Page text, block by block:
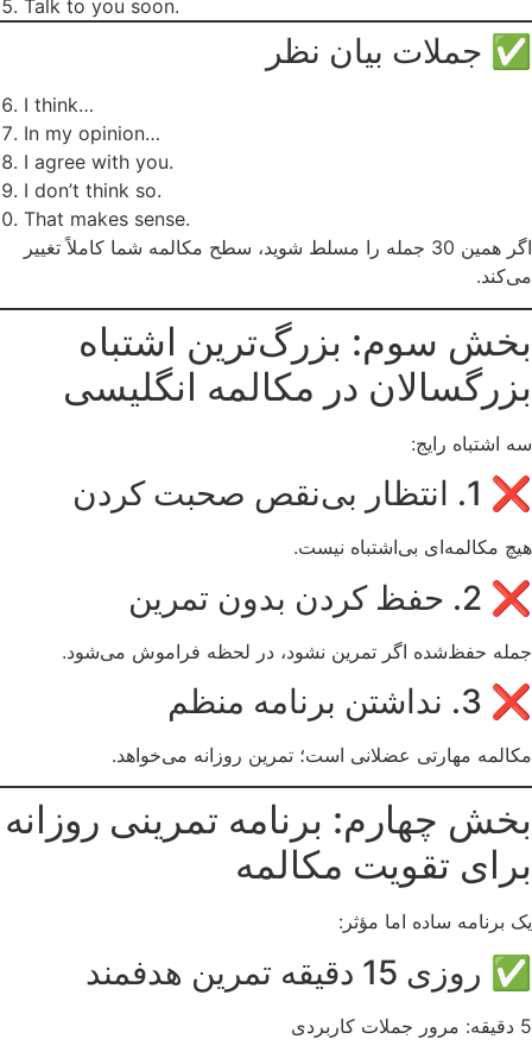
Talk to you soon.
✅ جملات بیان نظر
I think…
In my opinion…
I agree with you.
I don’t think so.
That makes sense.
اگر همین 30 جمله را مسلط شوید، سطح مکالمه شما کاملاً تغییر
می‌کند.
بخش سوم: بزرگ‌ترین اشتباه
بزرگسالان در مکالمه انگلیسی
سه اشتباه رایج:
❌ 1. انتظار بی‌نقص صحبت کردن
هیچ مکالمه‌ای بی‌اشتباه نیست.
❌ 2. حفظ کردن بدون تمرین
جمله حفظ‌شده اگر تمرین نشود، در لحظه فراموش می‌شود.
❌ 3. نداشتن برنامه منظم
مکالمه مهارتی عضلانی است؛ تمرین روزانه می‌خواهد.
بخش چهارم: برنامه تمرینی روزانه
برای تقویت مکالمه
یک برنامه ساده اما مؤثر:
✅ روزی 15 دقیقه تمرین هدفمند
5 دقیقه: مرور جملات کاربردی